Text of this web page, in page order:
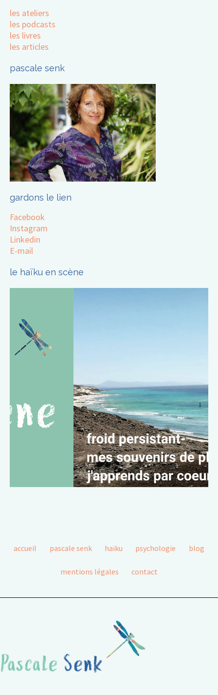
les ateliers
les podcasts
les livres
les articles
pascale senk
gardons le lien
Facebook
Instagram
Linkedin
E-mail
le haïku en scène
accueil pascale senk haïku psychologie blog
mentions légales contact